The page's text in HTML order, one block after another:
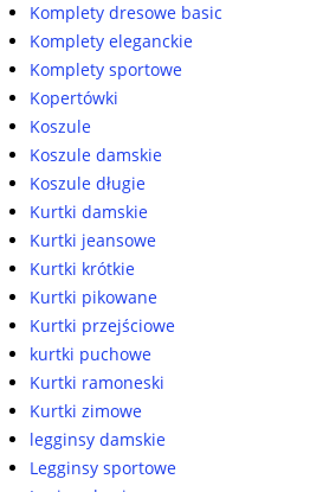
Komplety dresowe basic
Komplety eleganckie
Komplety sportowe
Kopertówki
Koszule
Koszule damskie
Koszule długie
Kurtki damskie
Kurtki jeansowe
Kurtki krótkie
Kurtki pikowane
Kurtki przejściowe
kurtki puchowe
Kurtki ramoneski
Kurtki zimowe
legginsy damskie
Legginsy sportowe